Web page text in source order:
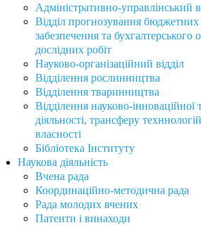
Адміністративно-управлінський
Відділ прогнозування
забезпечення та бухгалтерського
дослідних робіт
Науково-організаційний відділ
Відділення рослинництва
Відділення тваринництва
Відділення науково-інноваційної
діяльності, трансферу
власності
Бібліотека Інституту
Наукова діяльність
Вчена рада
Координаційно-методична рада
Рада молодих вчених
Патенти і винаходи